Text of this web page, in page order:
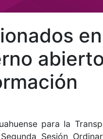
para la
Sesión